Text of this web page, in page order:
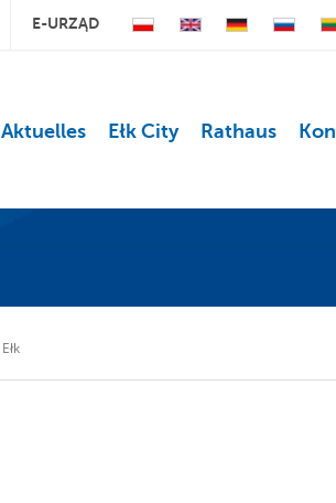
E-URZĄD
Aktuelles Ełk City Rathaus
Ełk